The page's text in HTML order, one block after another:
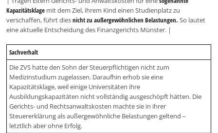
Kapazitätsklage mit dem Ziel, ihrem Kind einen Studienplatz zu
verschaffen, führt diesnicht zu außergewöhnlichen Belastungen. So lautet
eine aktuelle Entscheidung des Finanzgerichts Münster. |
Sachverhalt
Die ZVS hatte den Sohn der Steuerpflichtigen nicht zum
Medizinstudium zugelassen. Daraufhin erhob sie eine
Kapazitätsklage, weil einige Universitäten ihre
Ausbildungskapazitäten nicht vollständig ausgeschöpft hätten. Die
Gerichts- und Rechtsanwaltskosten machte sie in ihrer
Steuererklärung als außergewöhnliche Belastungen geltend –
letztlich aber ohne Erfolg.